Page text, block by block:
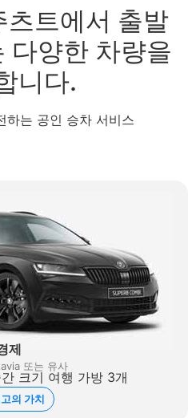
츠트에서 출발
다양한 차량을
니다.
하는 공인 승차 서비스
제
또는 유사
크기 여행 가방 3개
의 가치